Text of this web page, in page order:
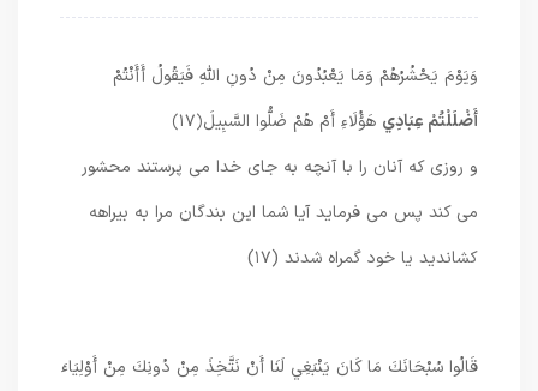
وَيَوْمَ يَحْشُرُهُمْ وَمَا يَعْبُدُونَ مِنْ دُونِ اللَّهِ فَيَقُولُ أَأَنْتُمْ
أَضْلَلْتُمْ عِبَادِي هَؤُلَاءِ أَمْ هُمْ ضَلُّوا السَّبِيلَ﴿۱۷﴾
و روزى كه آنان را با آنچه به جاى خدا مى ‏پرستند محشور
مى ‏كند پس مى‏ فرمايد آيا شما اين بندگان مرا به بيراهه
كشانديد يا خود گمراه شدند (۱۷)
قَالُوا سُبْحَانَكَ مَا كَانَ يَنْبَغِي لَنَا أَنْ نَتَّخِذَ مِنْ دُونِكَ مِنْ أَوْلِيَاءَ